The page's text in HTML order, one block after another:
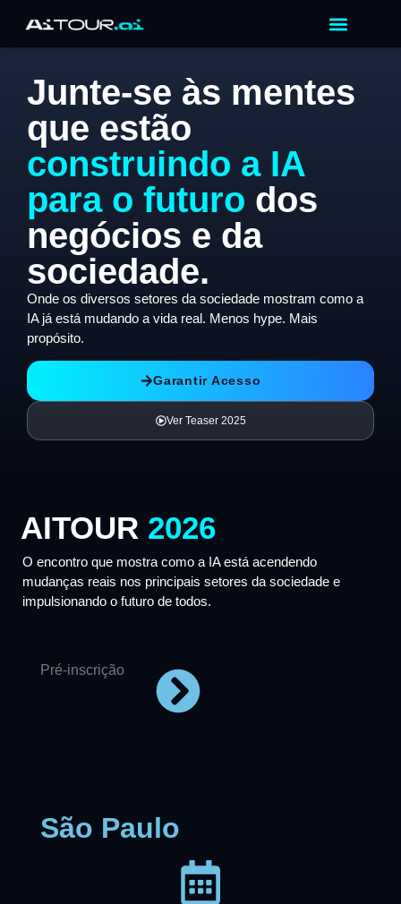
Junte-se às mentes
que estão
construindo a IA
para o futuro dos
negócios e da
sociedade.
Onde os diversos setores da sociedade mostram como a
IA já está mudando a vida real. Menos hype. Mais
propósito.
Garantir Acesso
Ver Teaser 2025
AITOUR 2026
O encontro que mostra como a IA está acendendo
mudanças reais nos principais setores da sociedade e
impulsionando o futuro de todos.
Pré-inscrição
São Paulo